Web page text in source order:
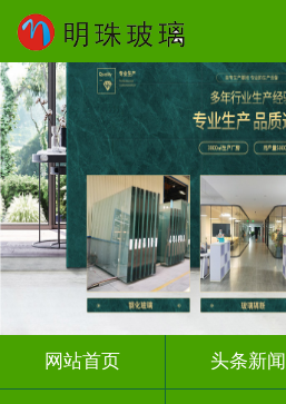
网站首页 头条新闻